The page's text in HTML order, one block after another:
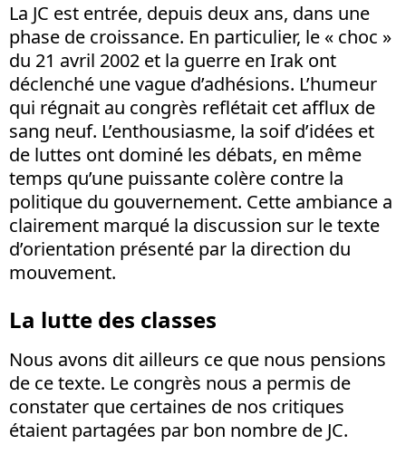
La JC est entrée, depuis deux ans, dans une
phase de croissance. En particulier, le « choc »
du 21 avril 2002 et la guerre en Irak ont
déclenché une vague d’adhésions. L’humeur
qui régnait au congrès reflétait cet afflux de
sang neuf. L’enthousiasme, la soif d’idées et
de luttes ont dominé les débats, en même
temps qu’une puissante colère contre la
politique du gouvernement. Cette ambiance a
clairement marqué la discussion sur le texte
d’orientation présenté par la direction du
mouvement.
La lutte des classes
Nous avons dit ailleurs ce que nous pensions
de ce texte. Le congrès nous a permis de
constater que certaines de nos critiques
étaient partagées par bon nombre de JC.